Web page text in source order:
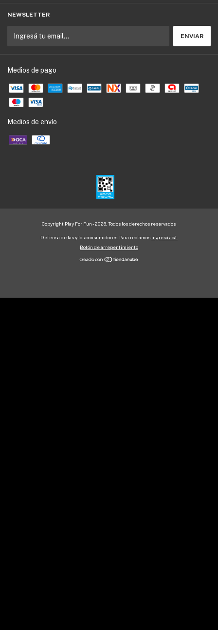
NEWSLETTER
Medios de pago
Medios de envío
Copyright Play For Fun - 2026. Todos los derechos reservados.
Defensa de las y los consumidores. Para reclamos ingresá acá.
Botón de arrepentimiento